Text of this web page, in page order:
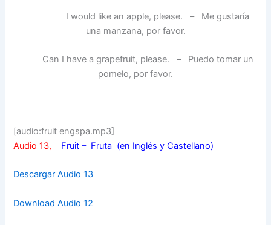
I would like an apple, please. – Me gustaría
una manzana, por favor.
Can I have a grapefruit, please. – Puedo tomar un
pomelo, por favor.
[audio:fruit engspa.mp3]
Audio 13, Fruit – Fruta (en Inglés y Castellano)
Descargar Audio 13
Download Audio 12